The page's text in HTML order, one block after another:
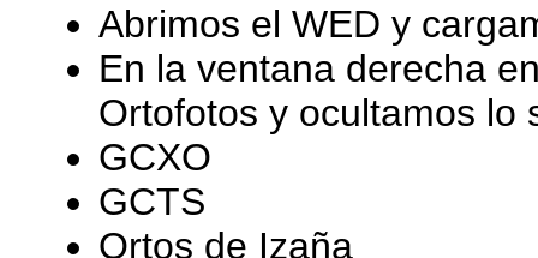
Abrimos el WED y
En la ventana derecha
Ortofotos y ocultamos lo
GCXO
GCTS
Ortos de Izaña